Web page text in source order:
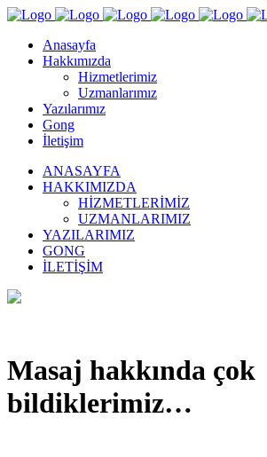
Anasayfa
Hakkımızda
Hizmetlerimiz
Uzmanlarımız
Yazılarımız
Gong
İletişim
ANASAYFA
HAKKIMIZDA
HIZMETLERIMIZ
UZMANLARIMIZ
YAZILARIMIZ
GONG
İLETIŞIM
Masaj hakkında çok
bildiklerimiz…